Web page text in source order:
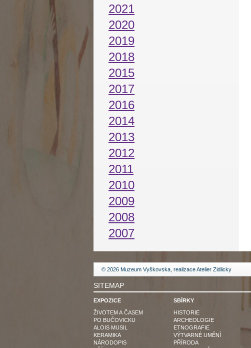
2021
2020
2019
2018
2015
2017
2016
2014
2013
2012
2011
2010
2009
2008
2007
© 2026 Muzeum Vyškovska, realizaceAtelier Zidlicky
SITEMAP
EXPOZICE
ŽIVOTEM A ČASEM
PO BUČOVICKU
ALOIS MUSIL
KERAMIKA
NÁRODOPIS
SBÍRKY
HISTORIE
ARCHEOLOGIE
ETNOGRAFIE
VÝTVARNÉ UMĚNÍ
PŘÍRODA